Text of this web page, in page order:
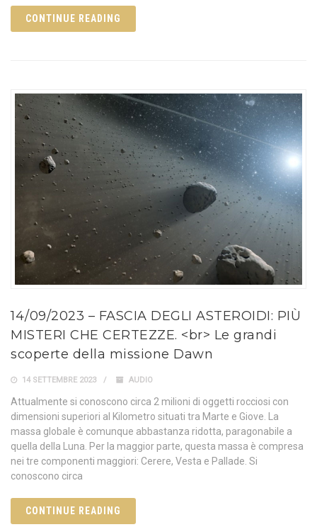
CONTINUE READING
14/09/2023 – FASCIA DEGLI ASTEROIDI: PIÙ
MISTERI CHE CERTEZZE. <br> Le grandi
scoperte della missione Dawn
14 SETTEMBRE 2023 AUDIO
Attualmente si conoscono circa 2 milioni di oggetti rocciosi con
dimensioni superiori al Kilometro situati tra Marte e Giove. La
massa globale è comunque abbastanza ridotta, paragonabile a
quella della Luna. Per la maggior parte, questa massa è compresa
nei tre componenti maggiori: Cerere, Vesta e Pallade. Si
conoscono circa
CONTINUE READING